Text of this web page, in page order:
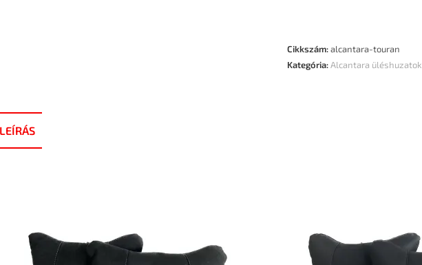
Cikkszám:alcantara-touran
Kategória:Alcantara üléshuzatok